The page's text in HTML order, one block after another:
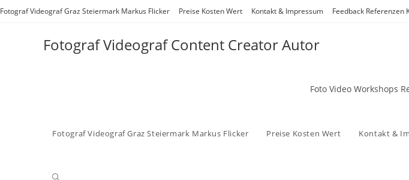
Zum
Fotograf Videograf Graz Steiermark Markus Flicker Preise Kosten Wert Kontakt & Impressum Feedback Referenzen
Fotograf Videograf Content Creator Autor
Foto Video Workshops
Fotograf Videograf Graz Steiermark Markus Flicker Preise Kosten Wert Kontakt &
Website-